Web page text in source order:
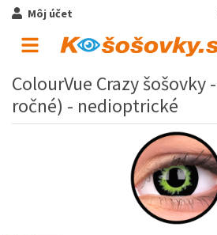
Môj účet
ColourVue Crazy šošovky
ročné) - nedioptrické